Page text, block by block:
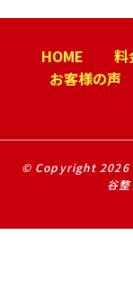
HOME 料
お客様の声
© Copyright 2026
谷